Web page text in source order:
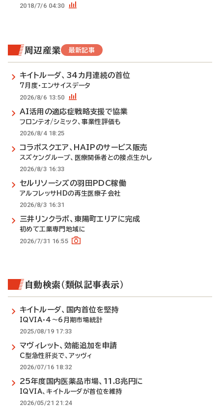
2018/7/6 04:30
周辺産業 最新記事
キイトルーダ、34カ月連続の首位
7月度・エンサイスデータ
2026/8/6 13:50
AI活用の適応症戦略支援で協業
フロンテオ/シミック、事業性評価も
2026/8/4 18:25
コラボスクエア、HAIPのサービス販売
スズケングループ、医療関係者との接点生かし
2026/8/3 16:33
セルリソーシズの羽田PDC稼働
アルフレッサHDの再生医療子会社
2026/8/3 16:31
三井リンクラボ、東陽町エリアに完成
初めて工業専門地域に
2026/7/31 16:55
自動検索（類似記事表示）
キイトルーダ、国内首位を堅持
IQVIA・4～6月期市場統計
2025/08/19 17:33
マヴィレット、効能追加を申請
C型急性肝炎で、アッヴィ
2026/07/16 18:32
25年度国内医薬品市場、11.8兆円に
IQVIA、キイトルーダが首位を維持
2026/05/21 21:24